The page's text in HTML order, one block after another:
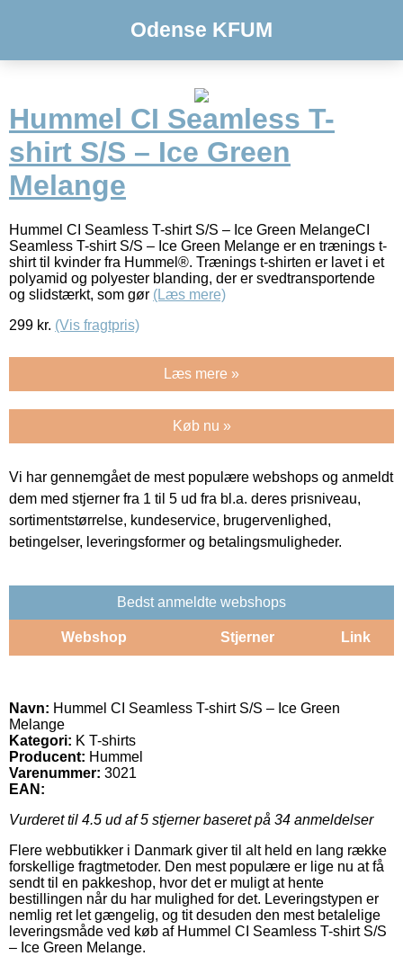
Odense KFUM
Hummel CI Seamless T-
shirt S/S – Ice Green
Melange
Hummel CI Seamless T-shirt S/S – Ice Green MelangeCI
Seamless T-shirt S/S – Ice Green Melange er en trænings t-
shirt til kvinder fra Hummel®. Trænings t-shirten er lavet i et
polyamid og polyester blanding, der er svedtransportende
og slidstærkt, som gør (Læs mere)
299 kr. (Vis fragtpris)
Læs mere »
Køb nu »
Vi har gennemgået de mest populære webshops og anmeldt
dem med stjerner fra 1 til 5 ud fra bl.a. deres prisniveau,
sortimentstørrelse, kundeservice, brugervenlighed,
betingelser, leveringsformer og betalingsmuligheder.
Bedst anmeldte webshops
Webshop Stjerner Link
Navn: Hummel CI Seamless T-shirt S/S – Ice Green
Melange
Kategori: K T-shirts
Producent: Hummel
Varenummer: 3021
EAN:
Vurderet til 4.5 ud af 5 stjerner baseret på 34 anmeldelser
Flere webbutikker i Danmark giver til alt held en lang række
forskellige fragtmetoder. Den mest populære er lige nu at få
sendt til en pakkeshop, hvor det er muligt at hente
bestillingen når du har mulighed for det. Leveringstypen er
nemlig ret let gængelig, og tit desuden den mest betalelige
leveringsmåde ved køb af Hummel CI Seamless T-shirt S/S
– Ice Green Melange.